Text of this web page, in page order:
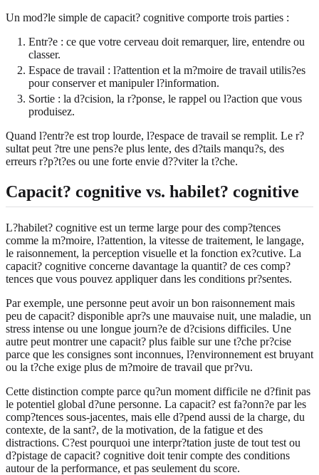
Un mod?le simple de capacit? cognitive comporte trois parties :
Entr?e : ce que votre cerveau doit remarquer, lire, entendre ou
classer.
Espace de travail : l?attention et la m?moire de travail utilis?es
pour conserver et manipuler l?information.
Sortie : la d?cision, la r?ponse, le rappel ou l?action que vous
produisez.
Quand l?entr?e est trop lourde, l?espace de travail se remplit. Le r?
sultat peut ?tre une pens?e plus lente, des d?tails manqu?s, des
erreurs r?p?t?es ou une forte envie d??viter la t?che.
Capacit? cognitive vs. habilet? cognitive
L?habilet? cognitive est un terme large pour des comp?tences
comme la m?moire, l?attention, la vitesse de traitement, le langage,
le raisonnement, la perception visuelle et la fonction ex?cutive. La
capacit? cognitive concerne davantage la quantit? de ces comp?
tences que vous pouvez appliquer dans les conditions pr?sentes.
Par exemple, une personne peut avoir un bon raisonnement mais
peu de capacit? disponible apr?s une mauvaise nuit, une maladie, un
stress intense ou une longue journ?e de d?cisions difficiles. Une
autre peut montrer une capacit? plus faible sur une t?che pr?cise
parce que les consignes sont inconnues, l?environnement est bruyant
ou la t?che exige plus de m?moire de travail que pr?vu.
Cette distinction compte parce qu?un moment difficile ne d?finit pas
le potentiel global d?une personne. La capacit? est fa?onn?e par les
comp?tences sous-jacentes, mais elle d?pend aussi de la charge, du
contexte, de la sant?, de la motivation, de la fatigue et des
distractions. C?est pourquoi une interpr?tation juste de tout test ou
d?pistage de capacit? cognitive doit tenir compte des conditions
autour de la performance, et pas seulement du score.